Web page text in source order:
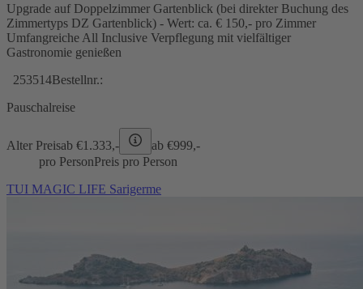
Upgrade auf Doppelzimmer Gartenblick (bei direkter Buchung des
Zimmertyps DZ Gartenblick) - Wert: ca. € 150,- pro Zimmer
Umfangreiche All Inclusive Verpflegung mit vielfältiger
Gastronomie genießen
253514Bestellnr.:
Pauschalreise
Alter Preisab €1.333,- ab €999,-
pro PersonPreis pro Person
TUI MAGIC LIFE Sarigerme